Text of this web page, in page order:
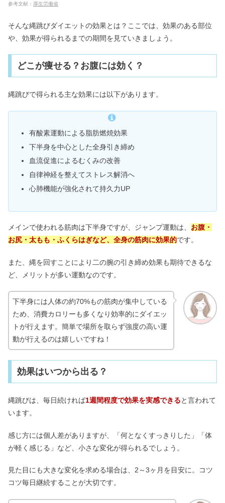
参考文献： 厚生労働省
そんな縄跳びダイエットの効果とは？ここでは、効果のある部位
や、効果が得られるまでの期間を見ていきましょう。
どこが痩せる？お腹には効く？
縄跳びで得られる主な効果には以下があります。
有酸素運動による脂肪燃焼効果
下半身を中心とした全身引き締め
血流促進によるむくみの改善
自律神経を整えてストレス解消へ
心肺機能が強化されて持久力UP
メインで使われる筋肉は下半身ですが、ジャンプ運動は、 お腹・
お尻・太もも・ふくらはぎなど、全身の筋肉に効果的です。
また、縄を回すことにより二の腕の引き締め効果も期待できるな
ど、メリットが多い運動なのです。
下半身には人体の約70%もの筋肉が集中している
ため、消費カロリーも多くなり効率的にダイエッ
トが行えます。簡単で場所を取らず強度の高い運
動が行えるのは嬉しいですね！
効果はいつから出る？
縄跳びは、毎日続ければ1週間程度で効果を実感できると言われて
います。
感じ方には個人差がありますが、「何となくすっきりした」「体
が軽く感じる」など、小さな変化が得られるでしょう。
見た目にも大きな変化を求める場合は、2～3ヶ月を目安に。コツ
コツ毎日継続することが大切です。